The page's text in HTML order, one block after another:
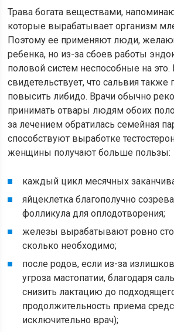
Трава богата веществами,
которые вырабатывает организм
Поэтому ее применяют люди,
ребенка, но из-за сбоев работы
половой систем неспособные на
свидетельствует, что сальвия также
повысить либидо. Врачи обычно
принимать отвары людям обоих
за лечением обратилась семейная
способствуют выработке
женщины получают больше пользы:
каждый цикл месячных
яйцеклетка благополучно
фолликула для оплодотворения;
железы вырабатывают ровно
сколько необходимо;
после родов, если из-за
угроза мастопатии, благодаря
снизить лактацию до
продолжительность приема
исключительно врач);